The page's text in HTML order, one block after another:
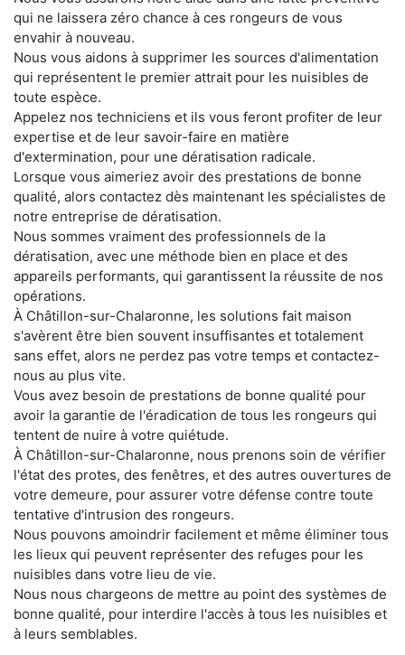
qui ne laissera zéro chance à ces rongeurs de vous
envahir à nouveau.
Nous vous aidons à supprimer les sources d'alimentation
qui représentent le premier attrait pour les nuisibles de
toute espèce.
Appelez nos techniciens et ils vous feront profiter de leur
expertise et de leur savoir-faire en matière
d'extermination, pour une dératisation radicale.
Lorsque vous aimeriez avoir des prestations de bonne
qualité, alors contactez dès maintenant les spécialistes de
notre entreprise de dératisation.
Nous sommes vraiment des professionnels de la
dératisation, avec une méthode bien en place et des
appareils performants, qui garantissent la réussite de nos
opérations.
À Châtillon-sur-Chalaronne, les solutions fait maison
s'avèrent être bien souvent insuffisantes et totalement
sans effet, alors ne perdez pas votre temps et contactez-
nous au plus vite.
Vous avez besoin de prestations de bonne qualité pour
avoir la garantie de l'éradication de tous les rongeurs qui
tentent de nuire à votre quiétude.
À Châtillon-sur-Chalaronne, nous prenons soin de vérifier
l'état des protes, des fenêtres, et des autres ouvertures de
votre demeure, pour assurer votre défense contre toute
tentative d'intrusion des rongeurs.
Nous pouvons amoindrir facilement et même éliminer tous
les lieux qui peuvent représenter des refuges pour les
nuisibles dans votre lieu de vie.
Nous nous chargeons de mettre au point des systèmes de
bonne qualité, pour interdire l'accès à tous les nuisibles et
à leurs semblables.